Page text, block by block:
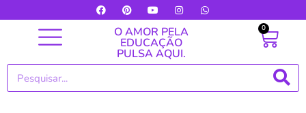
O AMOR PELA
EDUCAÇÃO
PULSA AQUI.
0